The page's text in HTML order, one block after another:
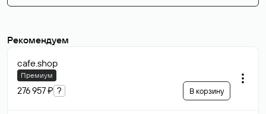
Рекомендуем
cafe.shop
Премиум
276 957 ₽ ? В корзину